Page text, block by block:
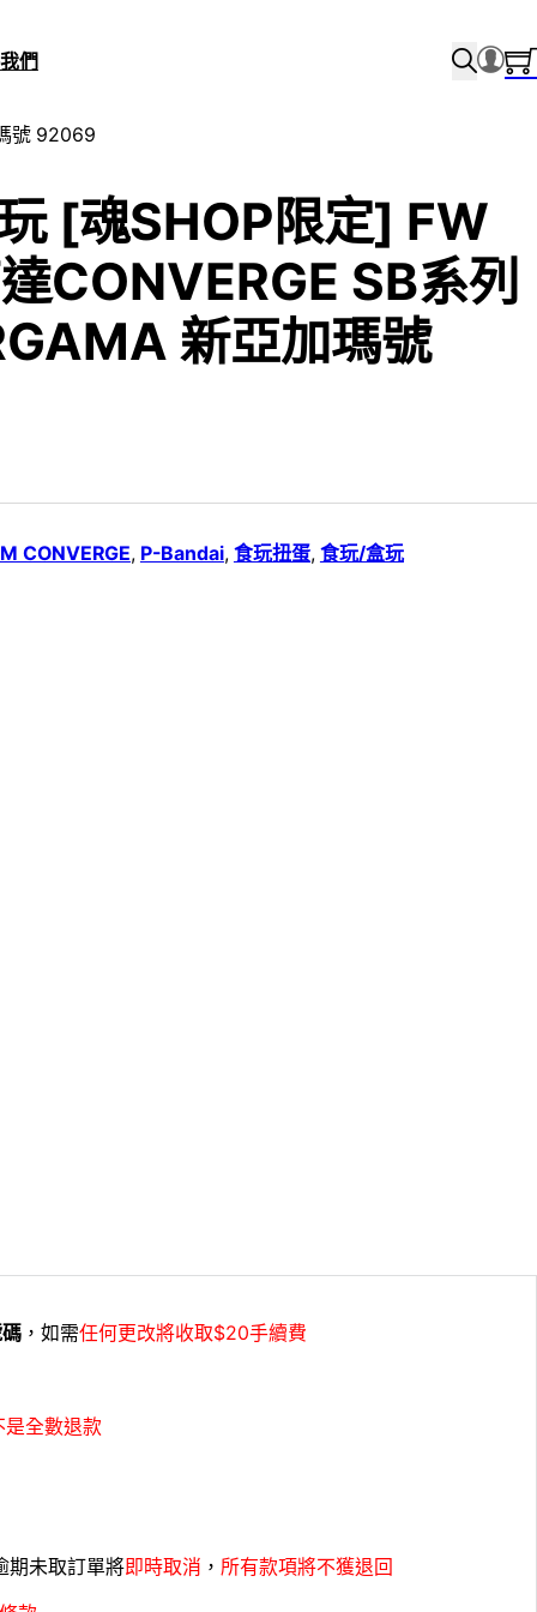
們
號 92069
[魂SHOP限定] FW
CONVERGE SB系列
新亞加瑪號
CONVERGE, P-Bandai, 食玩扭蛋, 食玩/盒玩
，如需任何更改將收取$20手續費
是全數退款
期未取訂單將即時取消 ， 所有款項將不獲退回